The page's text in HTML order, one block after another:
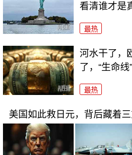
看清谁才是
最热
河水干了，
了，“生命线
最热
美国如此救日元，背后藏着三